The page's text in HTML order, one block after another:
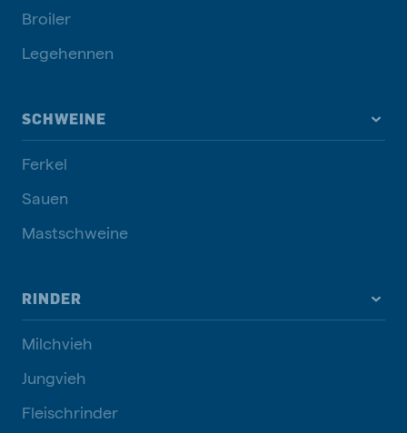
Broiler
Legehennen
SCHWEINE
Ferkel
Sauen
Mastschweine
RINDER
Milchvieh
Jungvieh
Fleischrinder